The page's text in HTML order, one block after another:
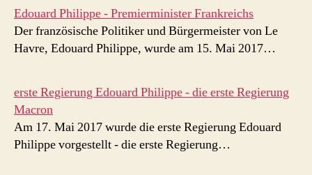
Edouard Philippe - Premierminister Frankreichs
Der französische Politiker und Bürgermeister von Le
Havre, Edouard Philippe, wurde am 15. Mai 2017…
erste Regierung Edouard Philippe - die erste Regierung
Macron
Am 17. Mai 2017 wurde die erste Regierung Edouard
Philippe vorgestellt - die erste Regierung…